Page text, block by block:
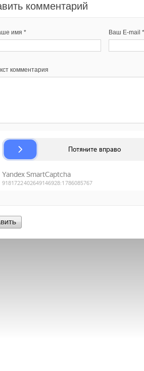
комментарий
имя * Ваш E-mail *
комментария